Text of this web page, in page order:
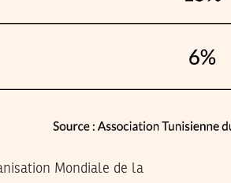
Mondiale de la